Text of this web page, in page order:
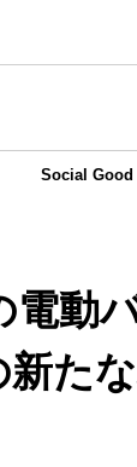
Social Good
電動
新た